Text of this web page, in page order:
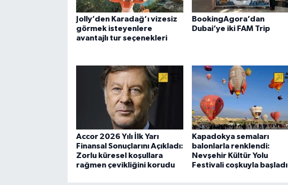
Jolly’den Karadağ’ı vizesiz
görmek isteyenlere
avantajlı tur seçenekleri
BookingAgora’dan
Dubai’ye iki FAM Trip
Accor 2026 Yılı İlk Yarı
Finansal Sonuçlarını Açıkladı:
Zorlu küresel koşullara
rağmen çevikliğini korudu
Kapadokya semaları
balonlarla renklendi:
Nevşehir Kültür Yolu
Festivali coşkuyla başladı